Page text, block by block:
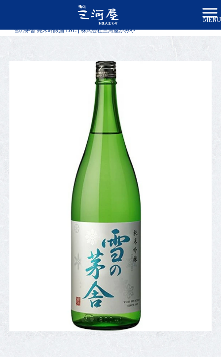
MENU
商品一覧
雪の茅舎 純米吟醸酒 1.8L | 株式会社三河屋かみや